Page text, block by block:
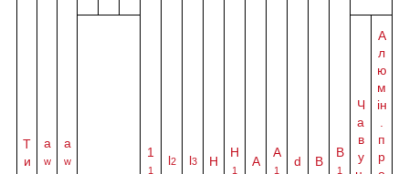
Т
и
а
w
a
w
1
1
l2 l3 Н
H
1
A
A
1
d B
B
1
Ч
а
в
у
А
л
ю
м
ін
п
р